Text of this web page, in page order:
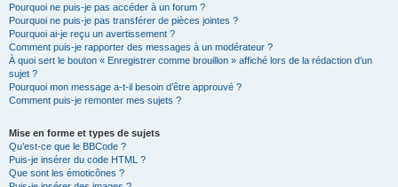
Pourquoi ne puis-je pas accéder à un forum ?
Pourquoi ne puis-je pas transférer de pièces jointes ?
Pourquoi ai-je reçu un avertissement ?
Comment puis-je rapporter des messages à un modérateur ?
À quoi sert le bouton « Enregistrer comme brouillon » affiché lors de la rédaction d’un
sujet ?
Pourquoi mon message a-t-il besoin d’être approuvé ?
Comment puis-je remonter mes sujets ?
Mise en forme et types de sujets
Qu’est-ce que le BBCode ?
Puis-je insérer du code HTML ?
Que sont les émoticônes ?